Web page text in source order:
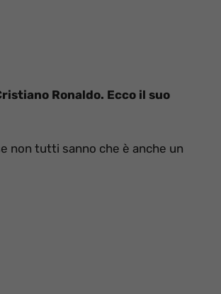
Ronaldo. Ecco il suo
non tutti sanno che è anche un